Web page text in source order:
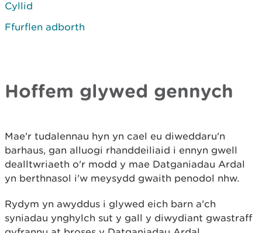
Cyllid
Ffurflen adborth
Hoffem glywed gennych
Mae'r tudalennau hyn yn cael eu diweddaru'n
barhaus, gan alluogi rhanddeiliaid i ennyn gwell
dealltwriaeth o'r modd y mae Datganiadau Ardal
yn berthnasol i'w meysydd gwaith penodol nhw.
Rydym yn awyddus i glywed eich barn a'ch
syniadau ynghylch sut y gall y diwydiant gwastraff